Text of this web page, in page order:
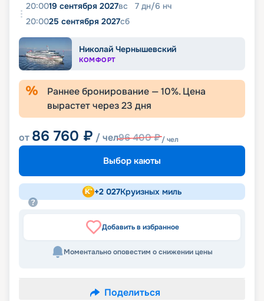
20:0019 сентября 2027вс 7 дн/6 нч
20:0025 сентября 2027сб
Николай Чернышевский
КОМФОРТ
Раннее бронирование —10%. Цена
вырастет через23 дня
от 86 760 ₽ / чел96 400₽/ чел
Выбор каюты
+2 027Круизных миль
Добавить в избранное
Моментально оповестим о снижении цены
Поделиться